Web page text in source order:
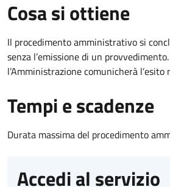
Cosa si ottiene
Il procedimento amministrativo si
senza l’emissione di un
l’Amministrazione comunicherà l’esito
Tempi e scadenze
Durata massima del procedimento
Accedi al servizio